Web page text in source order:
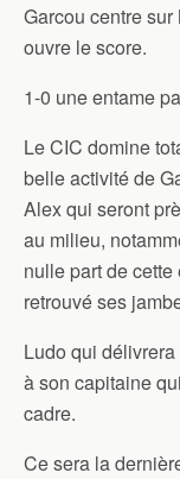
Garcou centre sur
ouvre le score.
1-0 une entame
Le CIC domine
belle activité de
Alex qui seront
au milieu,
nulle part de
retrouvé ses
Ludo qui
à son capitaine
cadre.
Ce sera la